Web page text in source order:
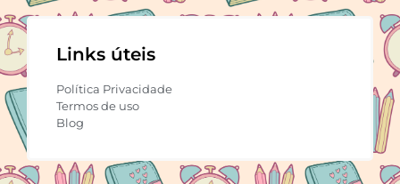
Links úteis
Política Privacidade
Termos de uso
Blog